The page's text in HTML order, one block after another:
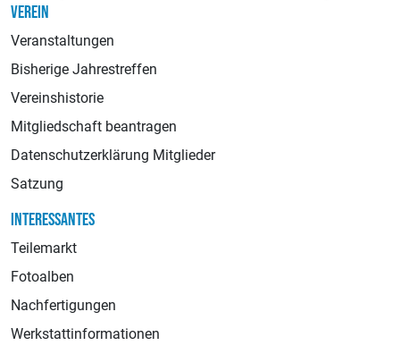
VEREIN
Veranstaltungen
Bisherige Jahrestreffen
Vereinshistorie
Mitgliedschaft beantragen
Datenschutzerklärung Mitglieder
Satzung
INTERESSANTES
Teilemarkt
Fotoalben
Nachfertigungen
Werkstattinformationen